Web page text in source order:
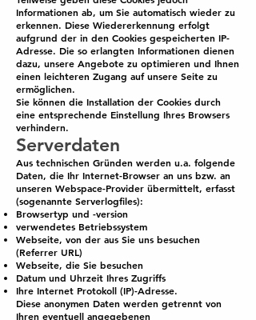
Informationen ab, um Sie automatisch wieder zu
erkennen. Diese Wiedererkennung erfolgt
aufgrund der in den Cookies gespeicherten IP-
Adresse. Die so erlangten Informationen dienen
dazu, unsere Angebote zu optimieren und Ihnen
einen leichteren Zugang auf unsere Seite zu
ermöglichen.
Sie können die Installation der Cookies durch
eine entsprechende Einstellung Ihres Browsers
verhindern.
Serverdaten
Aus technischen Gründen werden u.a. folgende
Daten, die Ihr Internet-Browser an uns bzw. an
unseren Webspace-Provider übermittelt, erfasst
(sogenannte Serverlogfiles):
Browsertyp und -version
verwendetes Betriebssystem
Webseite, von der aus Sie uns besuchen
(Referrer URL)
Webseite, die Sie besuchen
Datum und Uhrzeit Ihres Zugriffs
Ihre Internet Protokoll (IP)-Adresse.
Diese anonymen Daten werden getrennt von
Ihren eventuell angegebenen